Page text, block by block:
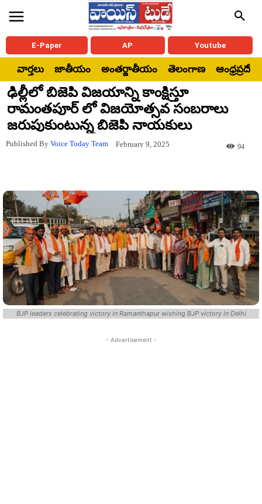
E-Paper AP Youtube
వార్తలు జాతీయం అంతర్జాతీయం తెలంగాణ ఆంధ్రప్రదేశ్
ఢిల్లీలో బిజెపి విజయాన్ని కాంక్షిస్తూ
రామంతపూర్ లో విజయోత్సవ సంబరాలు
జరుపుకుంటున్న బిజెపి నాయకులు
Published By Voice Today Team February 9, 2025 94
BJP leaders celebrating victory in Ramanthapur wishing BJP victory in Delhi
- Advertisement -